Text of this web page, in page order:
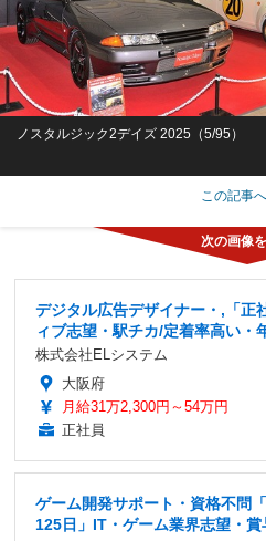
ノスタルジック2デイズ 2025（5/95）
この記事
デジタル広告デザイナー・,「正
ィブ志望・駅チカ/定着率高い・
株式会社ELシステム
大阪府
月給31万2,300円～54万円
正社員
ゲーム開発サポート・資格不問
125日」IT・ゲーム業界志望・賞